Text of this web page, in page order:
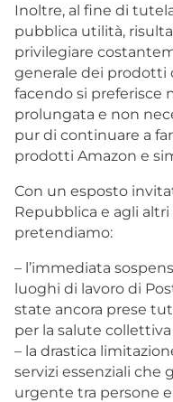
Inoltre, al fine di
pubblica utilità,
privilegiare
generale dei prodotti
facendo si preferisce
prolungata e non
pur di continuare a
prodotti Amazon e
Con un esposto
Repubblica e agli
pretendiamo:
– l’immediata
luoghi di lavoro di
state ancora prese
per la salute
– la drastica
servizi essenziali che
urgente tra persone